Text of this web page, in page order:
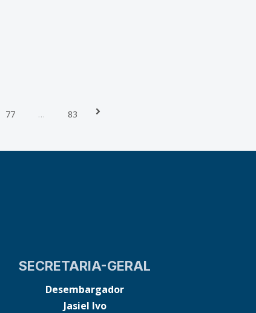
77 … 83 Next
SECRETARIA-GERAL
Desembargador
Jasiel Ivo